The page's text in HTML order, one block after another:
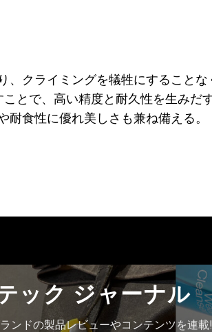
クライミングを犠牲にすること
とで、高い精度と耐久性を生みだ
食性に優れ美しさも兼ね備える。
ック ジャーナル
ンドの製品レビューやコンテンツを連載